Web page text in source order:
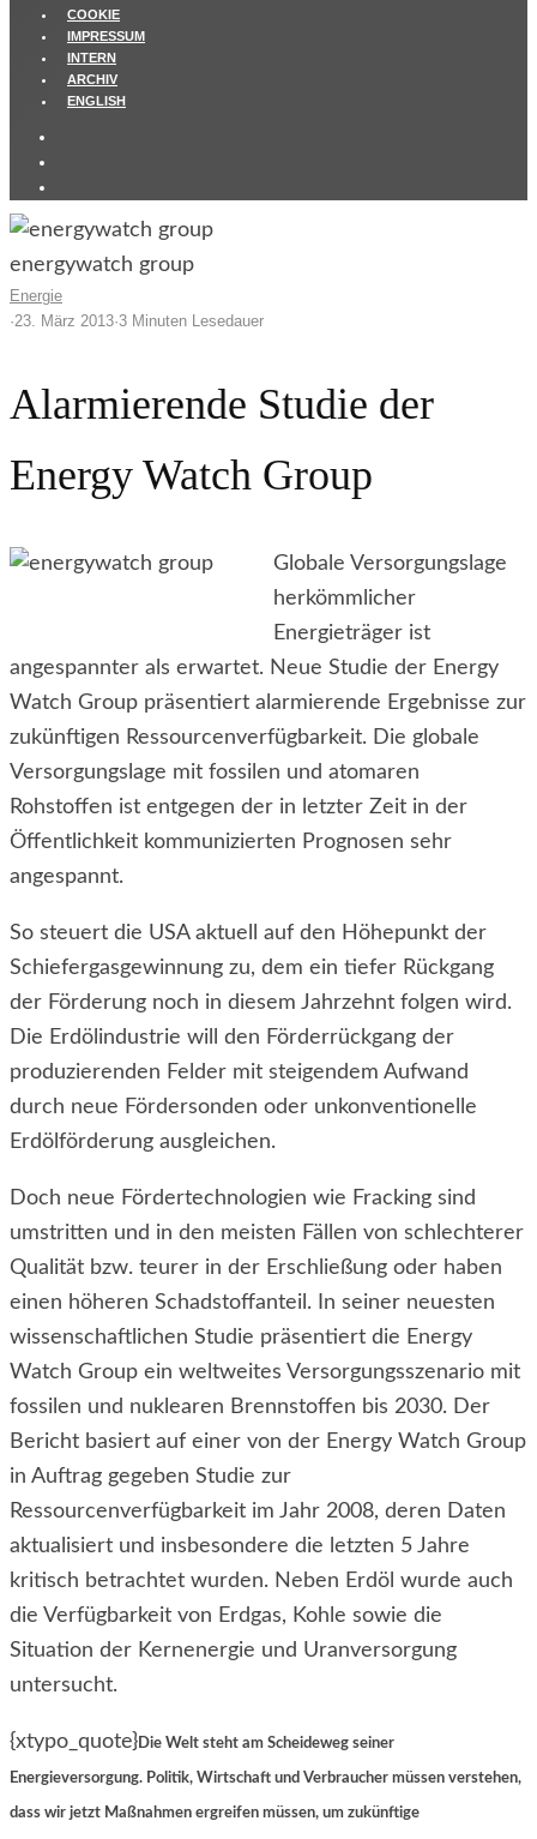
COOKIE
IMPRESSUM
INTERN
ARCHIV
ENGLISH
energywatch group
Energie
·23. März 2013·3 Minuten Lesedauer
Alarmierende Studie der
Energy Watch Group
Globale Versorgungslage
herkömmlicher
Energieträger ist
angespannter als erwartet. Neue Studie der Energy
Watch Group präsentiert alarmierende Ergebnisse zur
zukünftigen Ressourcenverfügbarkeit. Die globale
Versorgungslage mit fossilen und atomaren
Rohstoffen ist entgegen der in letzter Zeit in der
Öffentlichkeit kommunizierten Prognosen sehr
angespannt.
So steuert die USA aktuell auf den Höhepunkt der
Schiefergasgewinnung zu, dem ein tiefer Rückgang
der Förderung noch in diesem Jahrzehnt folgen wird.
Die Erdölindustrie will den Förderrückgang der
produzierenden Felder mit steigendem Aufwand
durch neue Fördersonden oder unkonventionelle
Erdölförderung ausgleichen.
Doch neue Fördertechnologien wie Fracking sind
umstritten und in den meisten Fällen von schlechterer
Qualität bzw. teurer in der Erschließung oder haben
einen höheren Schadstoffanteil. In seiner neuesten
wissenschaftlichen Studie präsentiert die Energy
Watch Group ein weltweites Versorgungsszenario mit
fossilen und nuklearen Brennstoffen bis 2030. Der
Bericht basiert auf einer von der Energy Watch Group
in Auftrag gegeben Studie zur
Ressourcenverfügbarkeit im Jahr 2008, deren Daten
aktualisiert und insbesondere die letzten 5 Jahre
kritisch betrachtet wurden. Neben Erdöl wurde auch
die Verfügbarkeit von Erdgas, Kohle sowie die
Situation der Kernenergie und Uranversorgung
untersucht.
{xtypo_quote}Die Welt steht am Scheideweg seiner
Energieversorgung. Politik, Wirtschaft und Verbraucher müssen verstehen,
dass wir jetzt Maßnahmen ergreifen müssen, um zukünftige